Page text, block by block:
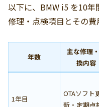
以下に、BMW i5 を10
修理・点検項目とその費
年数
主な修理
換内容
1年目
OTAソフト
新・定期点